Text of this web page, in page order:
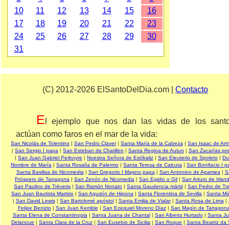
10
11 12 13 14 15
16
17
18 19 20 21 22
23
24
25 26 27 28 29
30
31
(C) 2012-2026 ElSantoDelDia.com | Contacto
E l ejemplo que nos dan las vidas de los
actúan como faros en el mar de la vida:
San Nicolás de Tolentino | San Pedro Claver| Santa María de la Cabeza | San Isaac de
| San Sergio I papa | San Esteban de Chatillon | Santa Regina de Autun | San Zacarías
| San Juan Gabriel Perboyre | Nuestra Señora de Estíbaliz | San Eleuterio de Spoleto |
Nombre de María | Santa Rosalía de Palermo | Santa Teresa de Calcuta | San Bonifacio I
Santa Basilisa de Nicomedia | San Gregorio I Magno papa | San Antonino de Apamea |
Próspero de Tarragona | San Zenón de Nicomedia | San Egidio o Gil | San Arturo de
San Paulino de Tréveris | San Ramón Nonato | Santa Gaudencia mártir| San Pedro de
San Juan Bautista Martirio | San Agustín de Hipona | Santa Florentina de Sevilla | Santa
| San David Lewis| San Bartolomé apóstol| Santa Emilia de Vialar| Santa Rosa de Lima |
Felipe Benizio| San Juan Kemble | San Ezequiel Moreno Díaz| San Magín de
Santa Elena de Constantinopla | Santa Juana de Chantal| San Alberto Hurtado| Santa
Delanoue | Santa Clara de la Cruz | San Eusebio de Sicilia | San Roque | Santa Beatriz da